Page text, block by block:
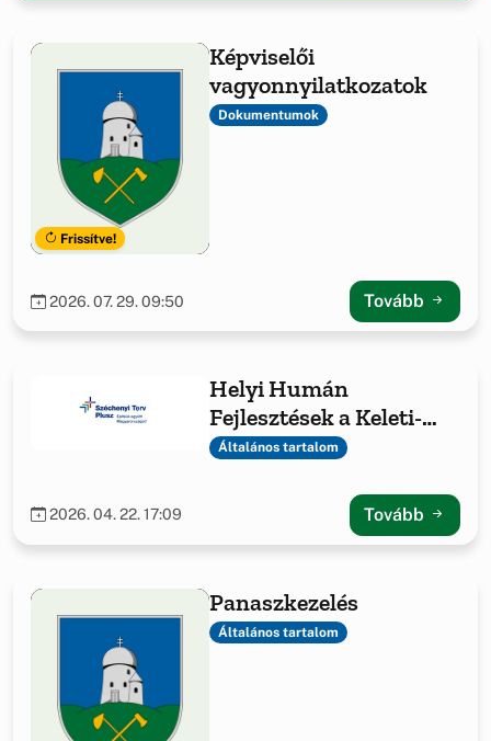
Frissítve!
Képviselői
vagyonnyilatkozatok
Dokumentumok
2026. 07. 29. 09:50 Tovább
Helyi Humán
Fejlesztések a Keleti-
Bakony Térségében
Általános tartalom
2026. 04. 22. 17:09 Tovább
Panaszkezelés
Általános tartalom